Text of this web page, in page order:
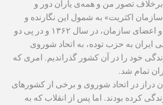
به آن کشور پناهنده شویم. اما برخلاف تصور من و همه‫‫‌ی یاران دور و
اکثریت» به شمول این نگارنده و
همچنین شمار زیادی از کادرها و اعضای سازمان، در سال ۱۳۶۲ و در پی دو
ایران به حزب توده، به اتحاد شوروی
خود را در آن کشور گذراندیم. امری که
تمام شد.
دراز در اتحاد شوروی و برخی از کشورهای
کرده بودند. اما پس از انقلاب که به